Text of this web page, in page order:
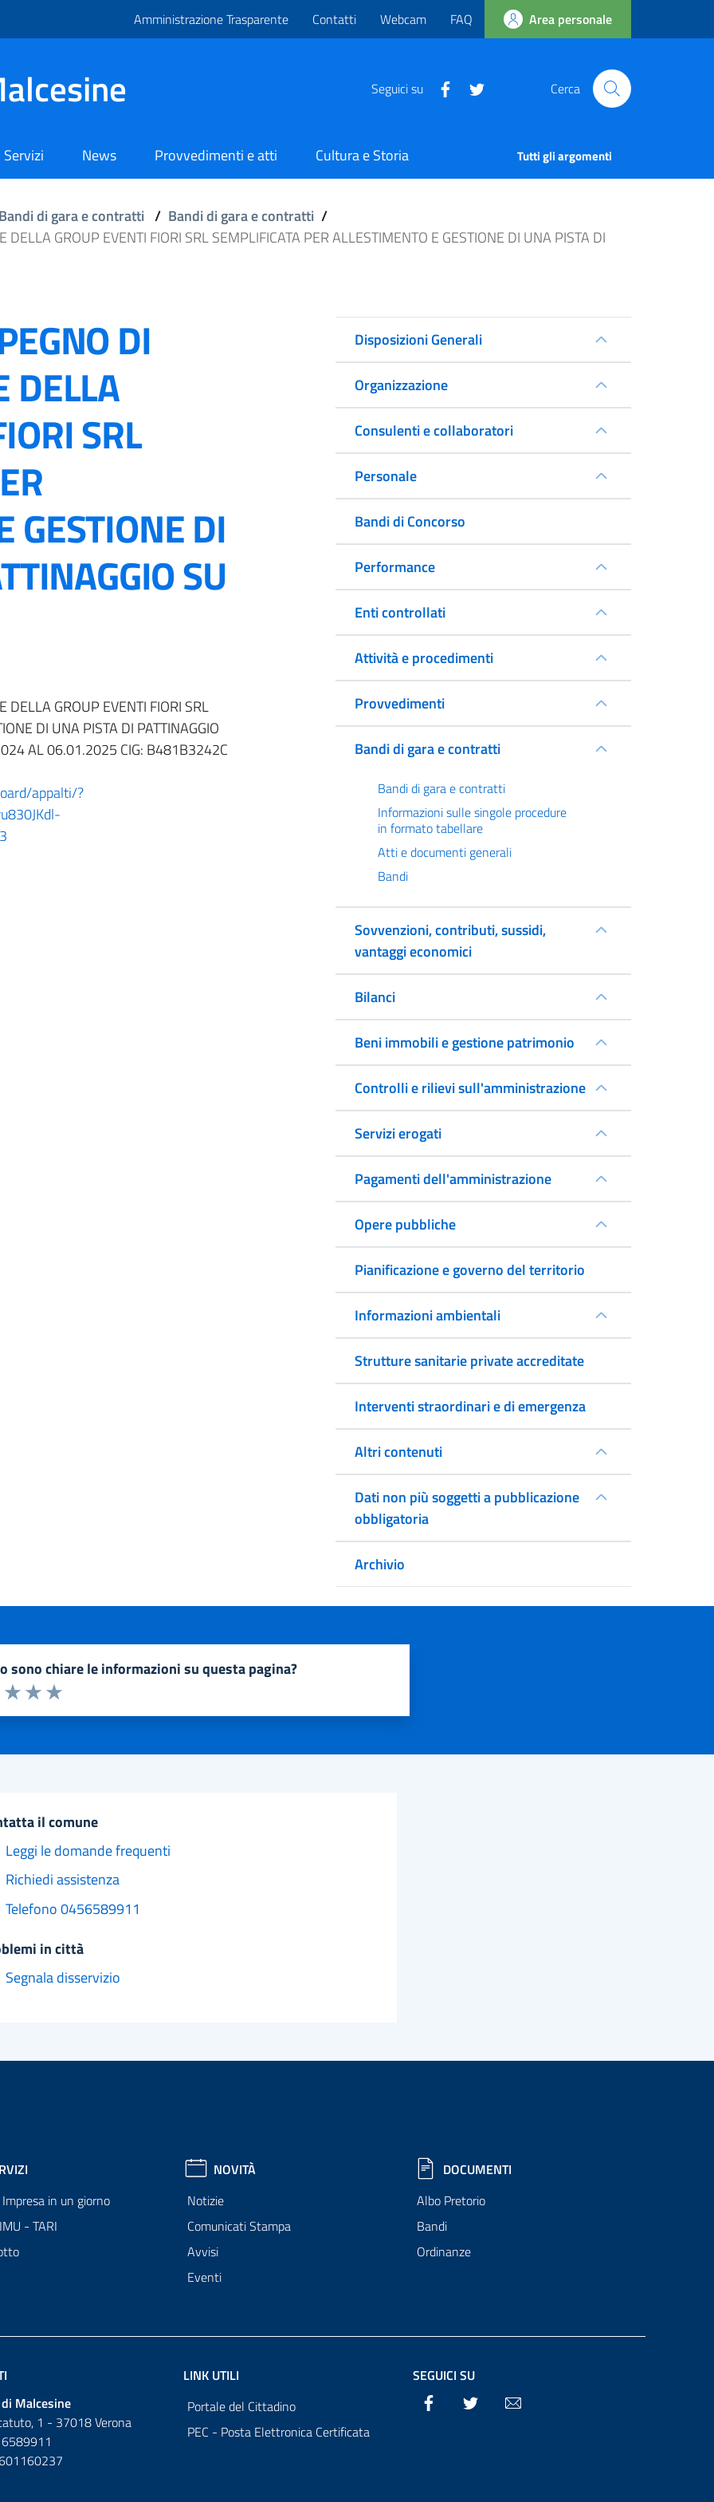
Amministrazione Trasparente Contatti Webcam FAQ Area personale
Seguici su Cerca
Servizi News Provvedimenti e atti Cultura e Storia Tutti gli argomenti
Bandi di gara e contratti / Bandi di gara e contratti /
DELLA GROUP EVENTI FIORI SRL SEMPLIFICATA PER ALLESTIMENTO E GESTIONE DI UNA PISTA DI
DI
DELLA
SRL
GESTIONE DI
SU
DELLA GROUP EVENTI FIORI SRL
DI UNA PISTA DI PATTINAGGIO
AL 06.01.2025 CIG: B481B3242C
appalti/?
Disposizioni Generali
Organizzazione
Consulenti e collaboratori
Personale
Bandi di Concorso
Performance
Enti controllati
Attività e procedimenti
Provvedimenti
Bandi di gara e contratti
Bandi di gara e contratti
Informazioni sulle singole procedure
in formato tabellare
Atti e documenti generali
Bandi
Sovvenzioni, contributi, sussidi,
vantaggi economici
Bilanci
Beni immobili e gestione patrimonio
Controlli e rilievi sull'amministrazione
Servizi erogati
Pagamenti dell'amministrazione
Opere pubbliche
Pianificazione e governo del territorio
Informazioni ambientali
Strutture sanitarie private accreditate
Interventi straordinari e di emergenza
Altri contenuti
Dati non più soggetti a pubblicazione
obbligatoria
Archivio
sono chiare le informazioni su questa pagina?
1 a 5 stelle la pagina
Valuta 5 stelle su 5
Valuta 4 stelle su 5
Valuta 3 stelle su 5
2 stelle su 5
stelle su 5
il comune
Leggi le domande frequenti
Richiedi assistenza
Telefono 0456589911
in città
Segnala disservizio
in un giorno
- TARI
NOVITÀ
Notizie
Comunicati Stampa
Avvisi
Eventi
DOCUMENTI
Albo Pretorio
Bandi
Ordinanze
Malcesine
1 - 37018 Verona
LINK UTILI
Portale del Cittadino
PEC - Posta Elettronica Certificata
SEGUICI SU
Facebook Twitter